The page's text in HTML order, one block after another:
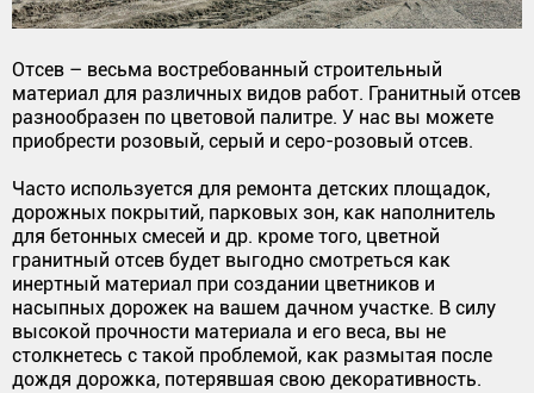
Отсев – весьма востребованный строительный
материал для различных видов работ. Гранитный отсев
разнообразен по цветовой палитре. У нас вы можете
приобрести розовый, серый и серо-розовый отсев.
Часто используется для ремонта детских площадок,
дорожных покрытий, парковых зон, как наполнитель
для бетонных смесей и др. кроме того, цветной
гранитный отсев будет выгодно смотреться как
инертный материал при создании цветников и
насыпных дорожек на вашем дачном участке. В силу
высокой прочности материала и его веса, вы не
столкнетесь с такой проблемой, как размытая после
дождя дорожка, потерявшая свою декоративность.